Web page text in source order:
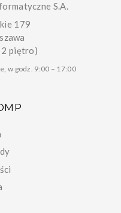
S.A.
179
piętro)
w godz. 9:00 – 17:00